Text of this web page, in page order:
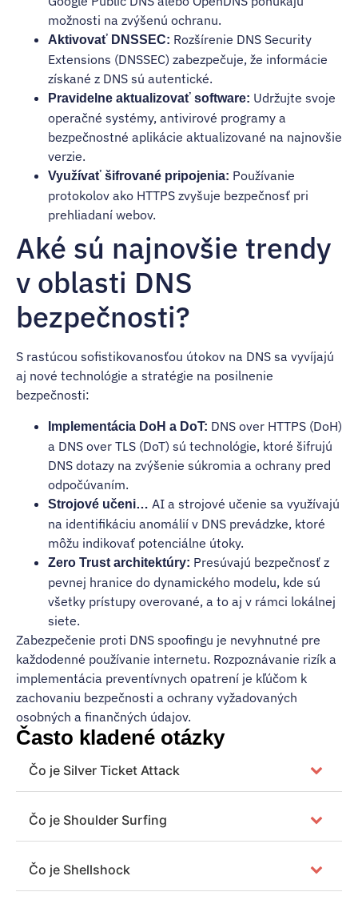
možnosti na zvýšenú ochranu.
Aktivovať DNSSEC: Rozšírenie DNS Security
Extensions (DNSSEC) zabezpečuje, že informácie
získané z DNS sú autentické.
Pravidelne aktualizovať software: Udržujte svoje
operačné systémy, antivirové programy a
bezpečnostné aplikácie aktualizované na najnovšie
verzie.
Využívať šifrované pripojenia: Používanie
protokolov ako HTTPS zvyšuje bezpečnosť pri
prehliadaní webov.
Aké sú najnovšie trendy
v oblasti DNS
bezpečnosti?
S rastúcou sofistikovanosťou útokov na DNS sa vyvíjajú
aj nové technológie a stratégie na posilnenie
bezpečnosti:
Implementácia DoH a DoT: DNS over HTTPS (DoH)
a DNS over TLS (DoT) sú technológie, ktoré šifrujú
DNS dotazy na zvýšenie súkromia a ochrany pred
odpočúvaním.
Strojové učeni… AI a strojové učenie sa využívajú
na identifikáciu anomálií v DNS prevádzke, ktoré
môžu indikovať potenciálne útoky.
Zero Trust architektúry: Presúvajú bezpečnosť z
pevnej hranice do dynamického modelu, kde sú
všetky prístupy overované, a to aj v rámci lokálnej
siete.
Zabezpečenie proti DNS spoofingu je nevyhnutné pre
každodenné používanie internetu. Rozpoznávanie rizík a
implementácia preventívnych opatrení je kľúčom k
zachovaniu bezpečnosti a ochrany vyžadovaných
osobných a finančných údajov.
Často kladené otázky
Čo je Silver Ticket Attack
Čo je Shoulder Surfing
Čo je Shellshock